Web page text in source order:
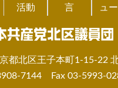
活動
言
ュ
都北区王子本町1-15-22
7144 Fax 03-5993-